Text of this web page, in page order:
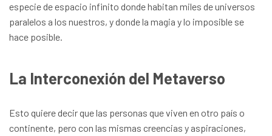
especie de espacio infinito donde habitan miles de universos
paralelos a los nuestros, y donde la magia y lo imposible se
hace posible.
La Interconexión del Metaverso
Esto quiere decir que las personas que viven en otro país o
continente, pero con las mismas creencias y aspiraciones,